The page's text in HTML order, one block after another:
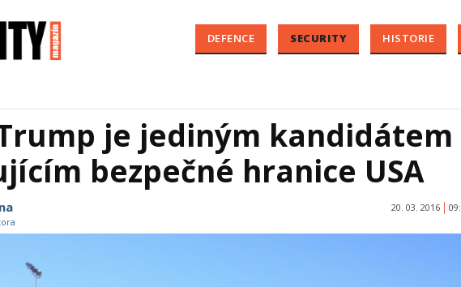
DEFENCE SECURITY HISTORIE
je jediným kandidátem
bezpečné hranice USA
20. 03. 2016